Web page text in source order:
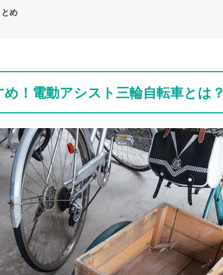
め
！電動アシスト三輪自転車とは？